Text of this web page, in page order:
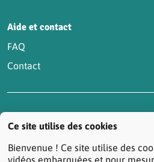
Ce site utilise des cookies
Bienvenue ! Ce site utilise des
vidéos embarquées et pour
Aide et contact
FAQ
Contact
Protection des données